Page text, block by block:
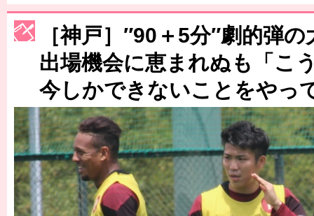
［3223号］一丸。日本出陣
［3222号］史上最大のW杯開幕 注目は「個」
長谷川 アーリアジャスールさんがシンポジウム「気候変動から命
［神戸］″90＋5分″劇的弾
出場機会に恵まれぬも「こ
今しかできないことをやっ